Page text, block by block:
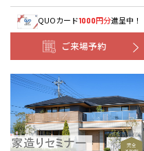
QUOカード1000円分進呈中！
ご来場予約